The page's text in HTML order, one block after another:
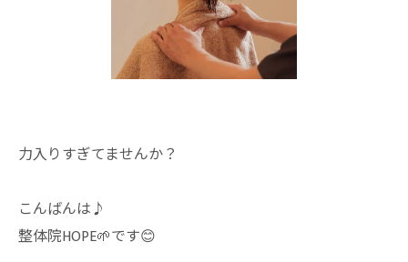
力入りすぎてませんか？
こんばんは♪
整体院HOPE🌱です😊